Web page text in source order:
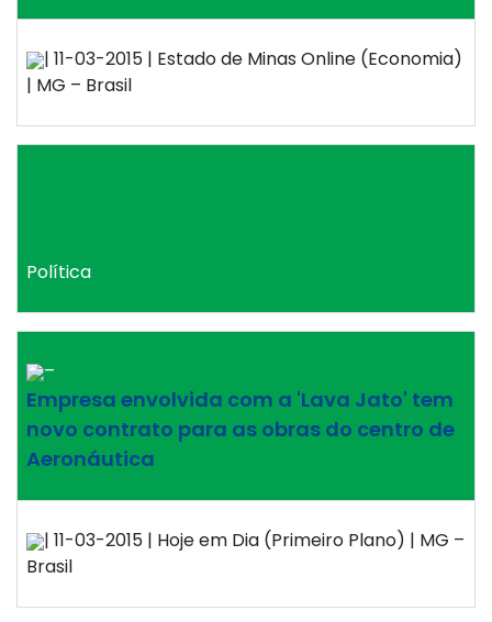
| 11-03-2015 | Estado de Minas Online (Economia)
| MG – Brasil
Política
–
Empresa envolvida com a 'Lava Jato' tem
novo contrato para as obras do centro de
Aeronáutica
| 11-03-2015 | Hoje em Dia (Primeiro Plano) | MG –
Brasil